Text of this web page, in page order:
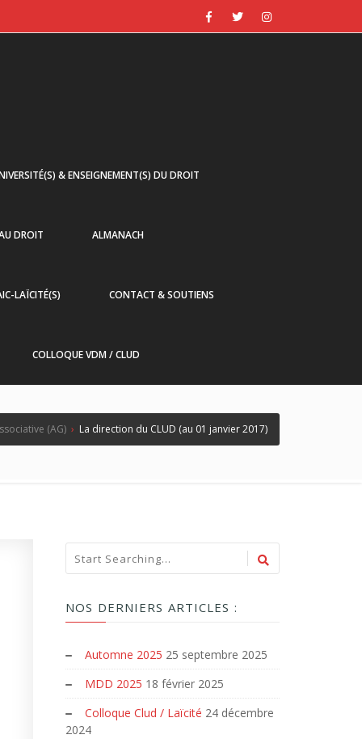
& ENSEIGNEMENT(S) DU DROIT
DROIT ALMANACH
LAÏCITÉ(S) CONTACT & SOUTIENS
COLLOQUE VDM / CLUD
(AG) › La direction du CLUD (au 01 janvier 2017)
NOS DERNIERS ARTICLES :
Automne 2025 25 septembre 2025
MDD 2025 18 février 2025
Colloque Clud / Laïcité 24 décembre
2024